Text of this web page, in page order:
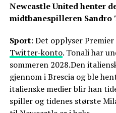
Newcastle United henter
midtbanespilleren Sandro
Sport: Det opplyser
Twitter-konto. Tonali har
sommeren 2028.Den
gjennom i Brescia og ble
italienske medier blir han
spiller og tidenes største